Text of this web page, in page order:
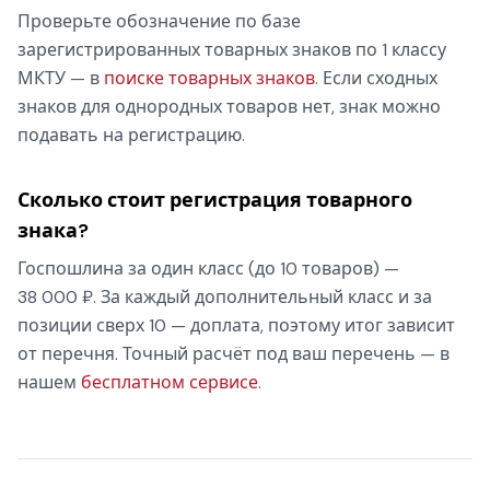
Проверьте обозначение по базе
зарегистрированных товарных знаков по 1 классу
МКТУ — в поиске товарных знаков. Если сходных
знаков для однородных товаров нет, знак можно
подавать на регистрацию.
Сколько стоит регистрация товарного
знака?
Госпошлина за один класс (до 10 товаров) —
38 000 ₽. За каждый дополнительный класс и за
позиции сверх 10 — доплата, поэтому итог зависит
от перечня. Точный расчёт под ваш перечень — в
нашем бесплатном сервисе.